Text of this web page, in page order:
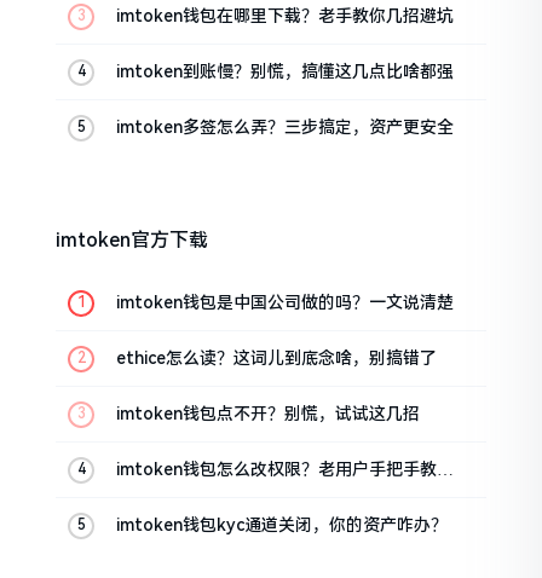
imtoken钱包在哪里下载？老手教你几招避坑
imtoken到账慢？别慌，搞懂这几点比啥都强
imtoken多签怎么弄？三步搞定，资产更安全
imtoken官方下载
imtoken钱包是中国公司做的吗？一文说清楚
ethice怎么读？这词儿到底念啥，别搞错了
imtoken钱包点不开？别慌，试试这几招
imtoken钱包怎么改权限？老用户手把手教你
imtoken钱包kyc通道关闭，你的资产咋办？